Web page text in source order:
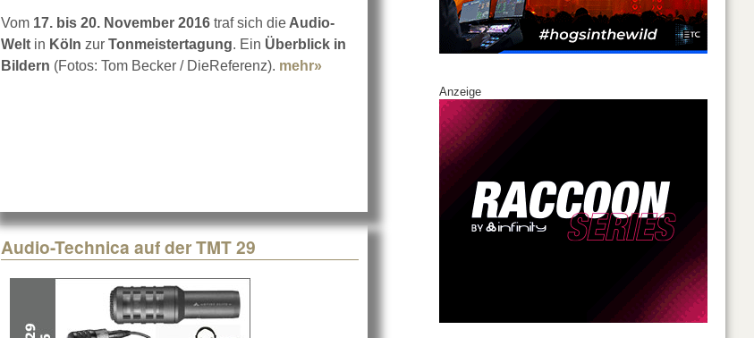
Vom 17. bis 20. November 2016 traf sich die Audio-
Welt in Köln zur Tonmeistertagung. Ein Überblick in
Bildern (Fotos: Tom Becker / DieReferenz). mehr»
Audio-Technica auf der TMT 29
Anzeige